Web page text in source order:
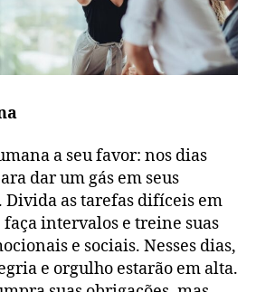
a seu favor: nos dias
dar um gás em seus
Divida as tarefas difíceis em
faça intervalos e treine suas
e sociais. Nesses dias,
e orgulho estarão em alta.